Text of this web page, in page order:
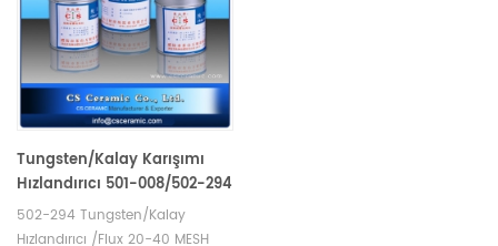
Tungsten/Kalay Karışımı
Hızlandırıcı 501-008/502-294
/20—40 Mesh
502-294 Tungsten/Kalay
Hızlandırıcı /Flux 20-40 MESH